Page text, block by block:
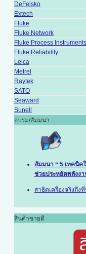
DeFelsko
Extech
Fluke
Fluke Network
Fluke Process Instruments
Fluke Reliability
Leica
Metrel
Raytek
SATO
Seaward
Sunell
อบรม/สัมมนา
สัมมนา “ 5 เทคนิค
ช่วยประหยัดพลังง
สาธิตเครื่องจริงถึง
สินค้าขายดี